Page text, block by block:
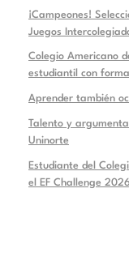
¡Campeones!
Juegos
Colegio Americano
estudiantil con
Aprender también
Talento y
Uninorte
Estudiante del
el EF Challenge